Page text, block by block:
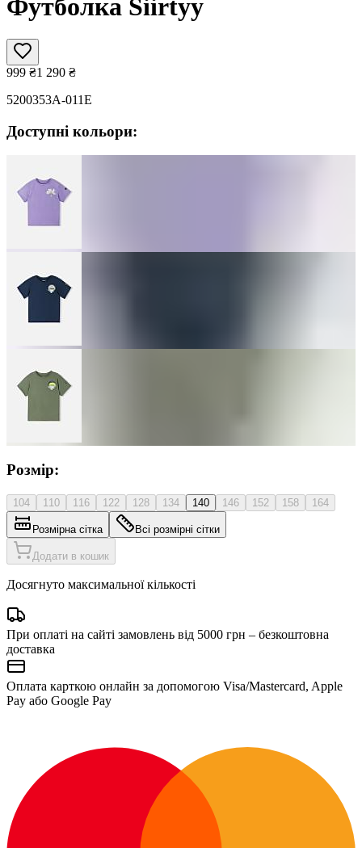
Футболка Siirtyy
999 ₴1 290 ₴
5200353A-011E
Доступні кольори:
Розмір:
104 110 116 122 128 134 140 146 152 158 164
Розмірна сітка Всі розмірні сітки
Додати в кошик
Досягнуто максимальної кількості
При оплаті на сайті замовлень від 5000 грн – безкоштовна
доставка
Оплата карткою онлайн за допомогою Visa/Mastercard, Apple
Pay або Google Pay